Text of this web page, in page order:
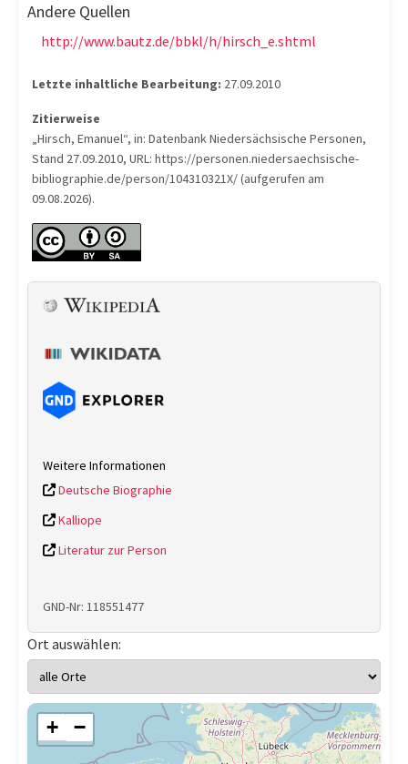
Andere Quellen
http://www.bautz.de/bbkl/h/hirsch_e.shtml
Letzte inhaltliche Bearbeitung: 27.09.2010
Zitierweise
„Hirsch, Emanuel“, in: Datenbank Niedersächsische Personen,
Stand 27.09.2010, URL: https://personen.niedersaechsische-
bibliographie.de/person/104310321X/ (aufgerufen am
09.08.2026).
Weitere Informationen
Deutsche Biographie
Kalliope
Literatur zur Person
GND-Nr: 118551477
Ort auswählen:
+ −